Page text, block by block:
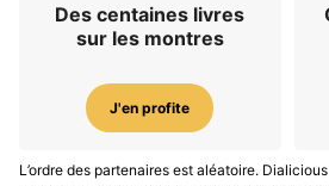
Des centaines livres
sur les montres
J'en profite
L’ordre des partenaires est aléatoire.